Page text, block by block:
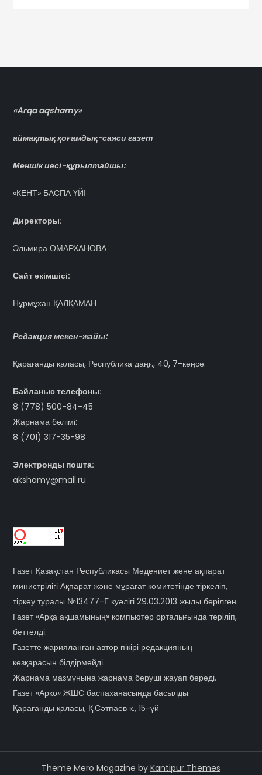
«Arqa aqshamy»
аймақтық қоғамдық-саяси газет
Меншік иесі-құрылтайшы:
«КЕНТ» БАСПА ҮЙІ
Директоры:
Эльмира ОМАРХАНОВА
Сайт әкімшісі:
Нұрмұхан ҚАЛҚАМАН
Редакция мекен-жайы:
Қарағанды қаласы, Республика даңғ., 40, 7-кеңсе.
Байланыс телефоны:
8 (778) 500-84-45
Жарнама бөлімі:
8 (701) 317-35-98
Электронды пошта:
akshamy@mail.ru
Газет Қазақстан Республикасы Мәдениет және ақпарат
министрілігі Ақпарат және мұрағат комитетінде тіркеліп,
тіркеу туралы №13477-Г куәлігі 29.03.2013 жылы берілген.
Газет «Арқа ақшамының» компьютер орталығында терiлiп,
беттелді.
Газетте жарияланған автор пікірі редакцияның
көзқарасын білдірмейді.
Жарнама мазмұнына жарнама беруші жауап береді.
Газет «Арко» ЖШС баспаханасында басылды.
Қарағанды қаласы, Қ.Сәтпаев к., 15-үй
Theme Mero Magazine by Kantipur Themes